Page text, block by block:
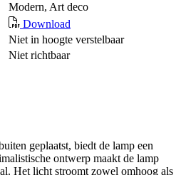
Modern, Art deco
Download
Niet in hoogte verstelbaar
Niet richtbaar
geplaatst, biedt de lamp een
ontwerp maakt de lamp
Het licht stroomt zowel omhoog als